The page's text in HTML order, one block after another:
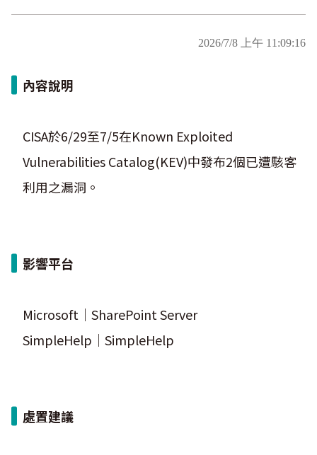
2026/7/8 上午 11:09:16
內容說明
CISA於6/29至7/5在Known Exploited
Vulnerabilities Catalog(KEV)中發布2個已遭駭客
利用之漏洞。
影響平台
Microsoft｜SharePoint Server
SimpleHelp｜SimpleHelp
處置建議